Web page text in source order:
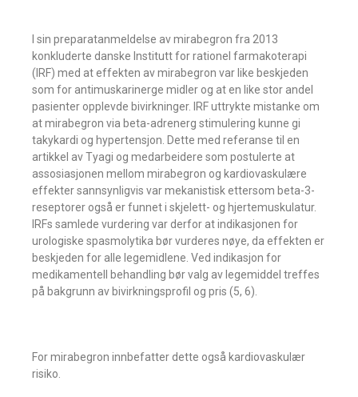
I sin preparatanmeldelse av mirabegron fra 2013
konkluderte danske Institutt for rationel farmakoterapi
(IRF) med at effekten av mirabegron var like beskjeden
som for antimuskarinerge midler og at en like stor andel
pasienter opplevde bivirkninger. IRF uttrykte mistanke om
at mirabegron via beta-adrenerg stimulering kunne gi
takykardi og hypertensjon. Dette med referanse til en
artikkel av Tyagi og medarbeidere som postulerte at
assosiasjonen mellom mirabegron og kardiovaskulære
effekter sannsynligvis var mekanistisk ettersom beta-3-
reseptorer også er funnet i skjelett- og hjertemuskulatur.
IRFs samlede vurdering var derfor at indikasjonen for
urologiske spasmolytika bør vurderes nøye, da effekten er
beskjeden for alle legemidlene. Ved indikasjon for
medikamentell behandling bør valg av legemiddel treffes
på bakgrunn av bivirkningsprofil og pris (5, 6).
For mirabegron innbefatter dette også kardiovaskulær
risiko.